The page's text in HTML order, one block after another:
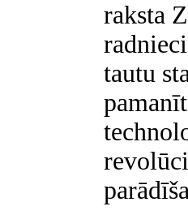
raksta
tautu